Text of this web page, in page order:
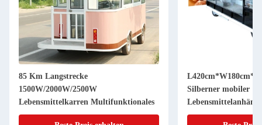
85 Km Langstrecke
1500W/2000W/2500W
Lebensmittelkarren Multifunktionales
Silberner mobiler